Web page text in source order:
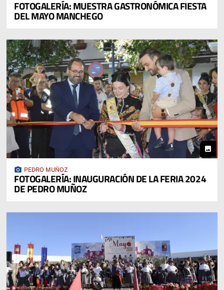
FOTOGALERÍA: MUESTRA GASTRONÓMICA FIESTA
DEL MAYO MANCHEGO
photo
photo_camera PEDRO MUÑOZ
FOTOGALERÍA: INAUGURACIÓN DE LA FERIA 2024
DE PEDRO MUÑOZ